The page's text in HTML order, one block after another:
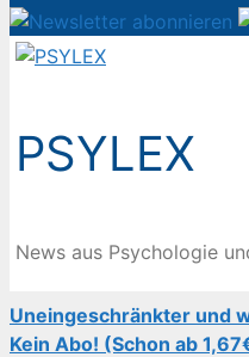
PSYLEX
News aus Psychologie
Uneingeschränkter und
Kein Abo! (Schon ab